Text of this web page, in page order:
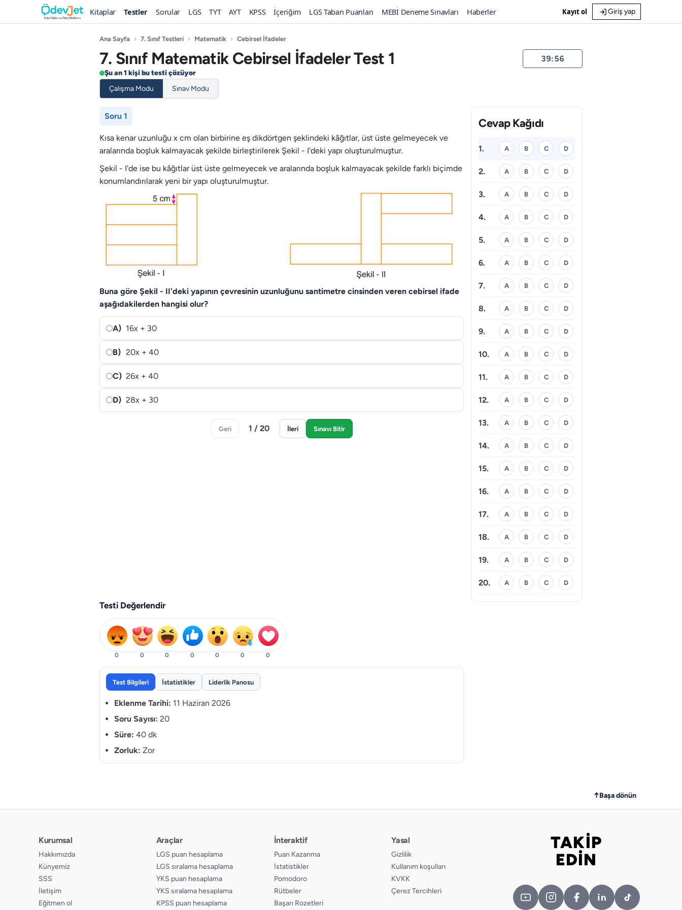
Kitaplar Testler Sorular LGS TYT AYT KPSS İçeriğim LGS Taban Puanları MEBİ Deneme Sınavları Haberler Kayıt ol Giriş yap
Ana Sayfa › 7. Sınıf Testleri › Matematik › Cebirsel İfadeler
7. Sınıf Matematik Cebirsel İfadeler Test 1
Şu an 1 kişi bu testi çözüyor
Çalışma Modu
Sınav Modu
39:55
Soru 1
Kısa kenar uzunluğu x cm olan birbirine eş dikdörtgen şeklindeki kâğıtlar, üst üste gelmeyecek ve
aralarında boşluk kalmayacak şekilde birleştirilerek Şekil - I'deki yapı oluşturulmuştur.
Şekil - I'de ise bu kâğıtlar üst üste gelmeyecek ve aralarında boşluk kalmayacak şekilde farklı biçimde
konumlandırılarak yeni bir yapı oluşturulmuştur.
Buna göre Şekil - II'deki yapının çevresinin uzunluğunu santimetre cinsinden veren cebirsel ifade
aşağıdakilerden hangisi olur?
A) 16x + 30
B) 20x + 40
C) 26x + 40
D) 28x + 30
Geri 1 / 20 İleri Sınavı Bitir
Testi Değerlendir
0 0 0 0 0 0 0
Cevap Kağıdı
1. A B C D
2. A B C D
3. A B C D
4. A B C D
5. A B C D
6. A B C D
7. A B C D
8. A B C D
9. A B C D
10. A B C D
11. A B C D
12. A B C D
13. A B C D
14. A B C D
15. A B C D
16. A B C D
17. A B C D
18. A B C D
19. A B C D
20. A B C D
Test Bilgileri İstatistikler Liderlik Panosu
Eklenme Tarihi: 11 Haziran 2026
Soru Sayısı: 20
Süre: 40 dk
Zorluk: Zor
↑Başa dönün
Kurumsal
Hakkımızda
Künyemiz
SSS
İletişim
Eğitmen ol
Araçlar
LGS puan hesaplama
LGS sıralama hesaplama
YKS puan hesaplama
YKS sıralama hesaplama
KPSS puan hesaplama
İnteraktif
Puan Kazanma
İstatistikler
Pomodoro
Rütbeler
Başarı Rozetleri
Yasal
Gizlilik
Kullanım koşulları
KVKK
Çerez Tercihleri
Bizi takip edin
TAKİP
EDİN